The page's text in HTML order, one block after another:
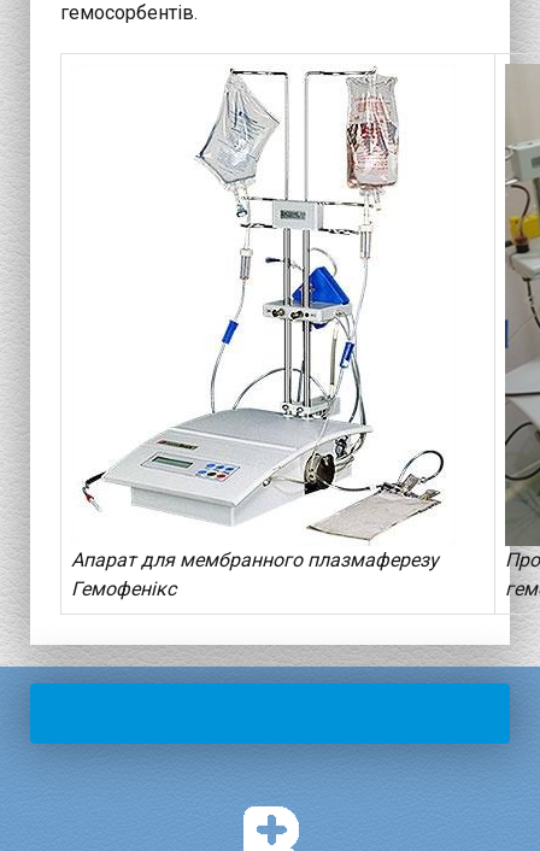
гемосорбентів.
Апарат для мембранного плазмаферезу
Гемофенікс